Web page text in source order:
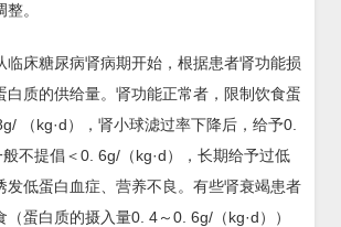
。
临床糖尿病肾病期开始，根据患者肾功能损
白质的供给量。肾功能正常者，限制饮食蛋
（kg·d），肾小球滤过率下降后，给予0.
不提倡＜0. 6g/（kg·d），长期给予过低
发低蛋白血症、营养不良。有些肾衰竭患者
蛋白质的摄入量0. 4～0. 6g/（kg·d））